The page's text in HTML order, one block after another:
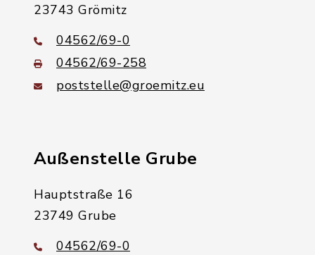
23743 Grömitz
04562/69-0
04562/69-258
poststelle@groemitz.eu
Außenstelle Grube
Hauptstraße 16
23749 Grube
04562/69-0